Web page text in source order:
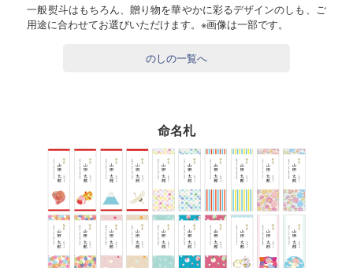
一般熨斗はもちろん、贈り物を華やかに彩るデザインのしも、ご
用途に合わせてお選びいただけます。※画像は一部です。
のしの一覧へ
命名札